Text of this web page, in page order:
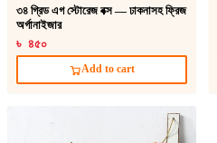
৩৪ গ্রিড এগ স্টোরেজ বক্স — ঢাকনাসহ ফ্রিজ
অর্গানাইজার
৳ ৪৫০
Add to cart